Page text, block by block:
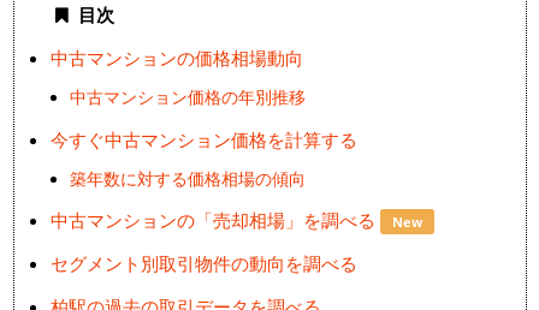
目次
中古マンションの価格相場動向
中古マンション価格の年別推移
今すぐ中古マンション価格を計算する
築年数に対する価格相場の傾向
中古マンションの「売却相場」を調べる New
セグメント別取引物件の動向を調べる